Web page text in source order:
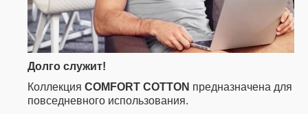
Долго служит!
Коллекция COMFORT COTTON предназначена для
повседневного использования.